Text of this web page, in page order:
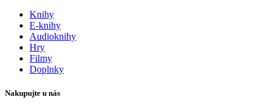
Knihy
E-knihy
Audioknihy
Hry
Filmy
Doplnky
Nakupujte u nás